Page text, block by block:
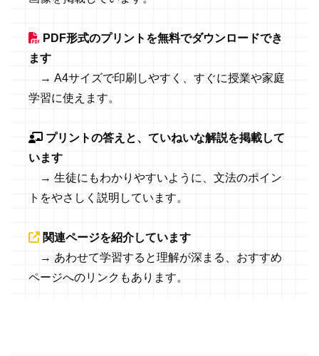
PDF形式のプリントを無料でダウンロードでき
ます
→ A4サイズで印刷しやすく、すぐに授業や家庭
学習に使えます。
プリントの答えと、ていねいな解説を掲載して
います
→ 生徒にもわかりやすいように、文法のポイン
トをやさしく説明しています。
関連ページを紹介しています
→ あわせて学習すると理解が深まる、おすすめ
ページへのリンクもあります。